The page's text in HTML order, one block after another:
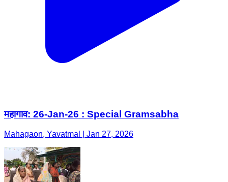
महागाव: 26-Jan-26 : Special Gramsabha
Mahagaon, Yavatmal | Jan 27, 2026